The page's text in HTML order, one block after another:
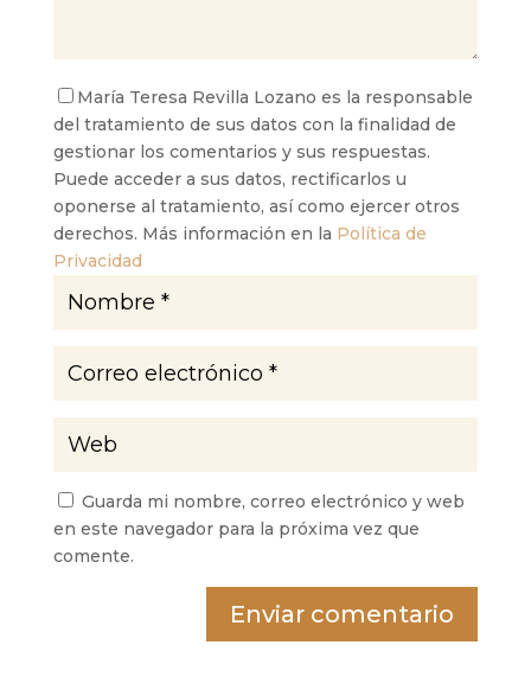
María Teresa Revilla Lozano es la responsable
del tratamiento de sus datos con la finalidad de
gestionar los comentarios y sus respuestas.
Puede acceder a sus datos, rectificarlos u
oponerse al tratamiento, así como ejercer otros
derechos. Más información en la Política de
Privacidad
Guarda mi nombre, correo electrónico y web
en este navegador para la próxima vez que
comente.
Enviar comentario